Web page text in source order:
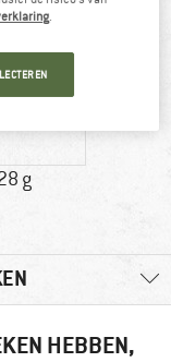
g
HEBBEN,